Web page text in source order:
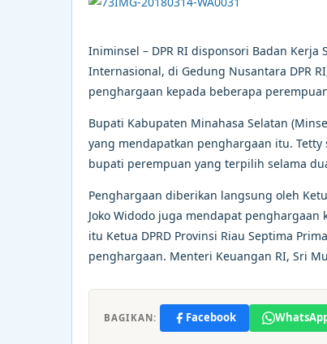
Iniminsel – DPR RI disponsori Badan Kerja
Internasional, di Gedung Nusantara DPR
penghargaan kepada beberapa
Bupati Kabupaten Minahasa Selatan
yang mendapatkan penghargaan itu.
bupati perempuan yang terpilih selama
Penghargaan diberikan langsung oleh
Joko Widodo juga mendapat
itu Ketua DPRD Provinsi Riau Septima
penghargaan. Menteri Keuangan RI, Sri
BAGIKAN: Facebook